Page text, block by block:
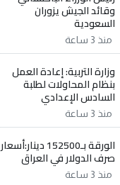
وقائد الجيش يزوران
السعودية
منذ 3 ساعة
وزارة التربية: إعادة العمل
بنظام المحاولات لطلبة
السادس الإعدادي
منذ 3 ساعة
الورقة بـ152500 دينار:أسعار
صرف الدولار في العراق
منذ 3 ساعة